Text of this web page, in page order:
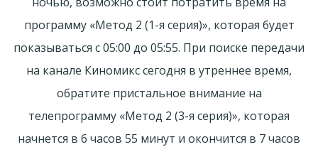
программу «Метод 2 (1-я серия)», которая будет
показываться с 05:00 до 05:55. При поиске передачи
на канале Киномикс сегодня в утреннее время,
обратите пристальное внимание на
телепрограмму «Метод 2 (3-я серия)», которая
начнется в 6 часов 55 минут и окончится в 7 часов